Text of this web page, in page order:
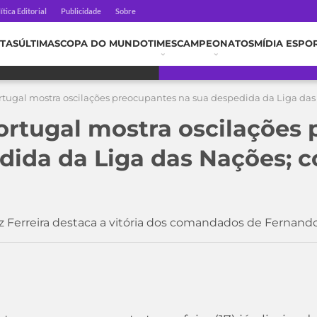
Editorial Publicidade Sobre
ÚLTIMASCOPA DO MUNDOTIMESCAMPEONATOSMÍDIA
mostra oscilações preocupantes na sua despedida da Liga
mostra oscilações
da Liga das Nações;
Ferreira destaca a vitória dos comandados de